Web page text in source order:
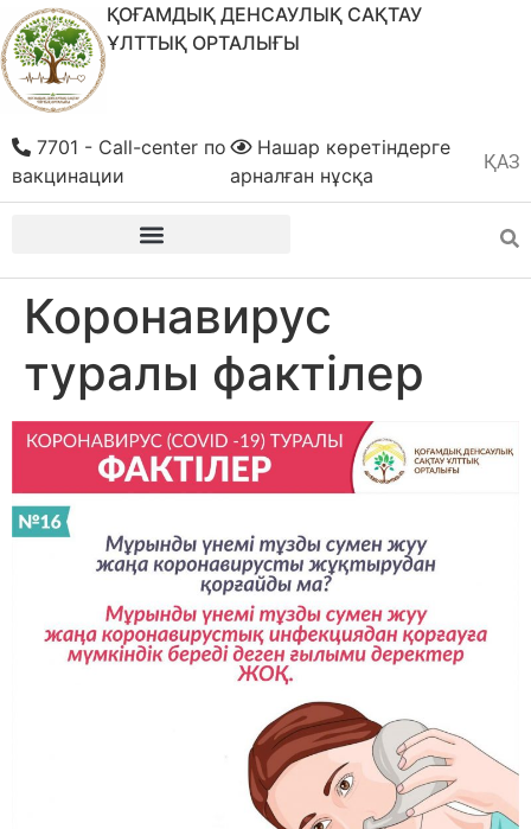
ҚОҒАМДЫҚ ДЕНСАУЛЫҚ САҚТАУ
ҰЛТТЫҚ ОРТАЛЫҒЫ
ҚАЗ
РУС
Нашар көретіндерге
арналған нұсқа
7701 - Call-center по
вакцинации
Коронавирус
туралы фактілер